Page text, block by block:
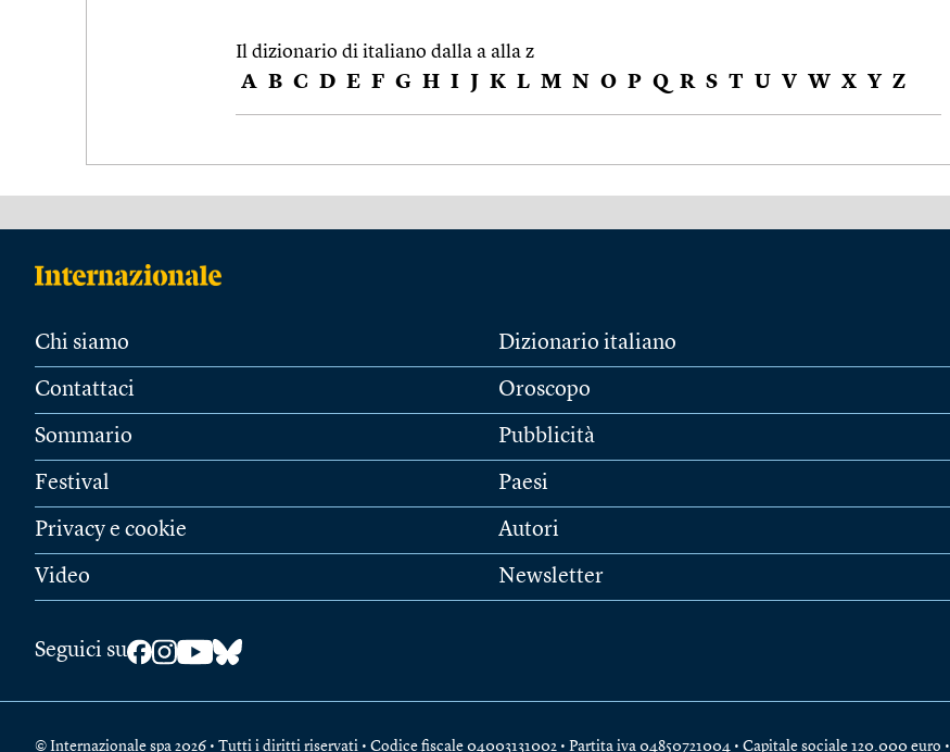
Il dizionario di italiano dalla a alla z
A B C D E F G H I J K L M N O P Q R S T U V W X Y Z
Chi siamo
Contattaci
Sommario
Festival
Privacy e cookie
Video
Dizionario italiano
Oroscopo
Pubblicità
Paesi
Autori
Newsletter
Seguici su
© Internazionale spa 2026 • Tutti i diritti riservati • Codice fiscale 04003131002 • Partita iva 04850721004 • Capitale sociale 120.000 euro •